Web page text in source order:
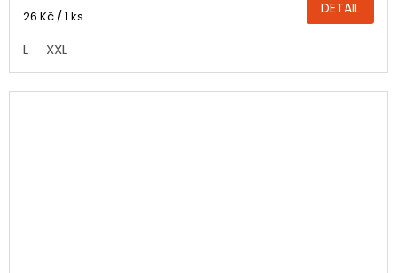
5,0
5
hvězdiček.
Měrná
26 Kč / 1 ks DETAIL
L XXL